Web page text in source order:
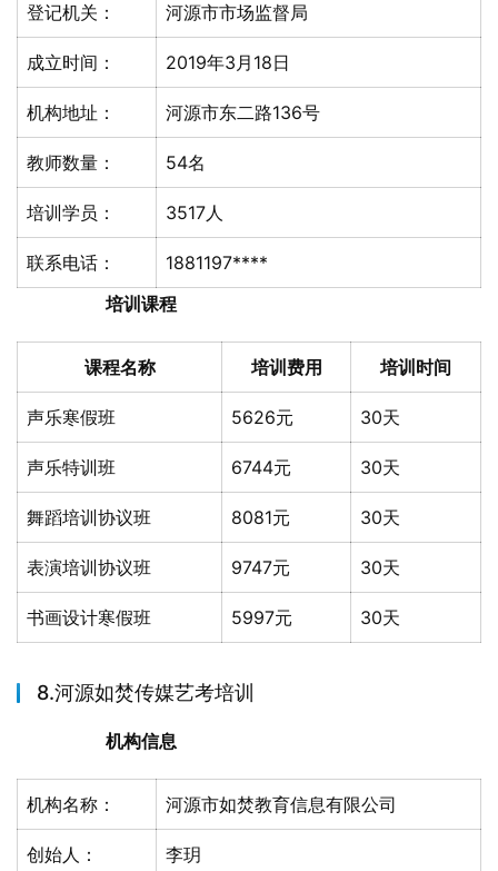
登记机关： 河源市市场监督局
成立时间： 2019年3月18日
机构地址： 河源市东二路136号
教师数量： 54名
培训学员： 3517人
联系电话：
1881197****
培训课程
课程名称 培训费用 培训时间
声乐寒假班 5626元 30天
声乐特训班 6744元 30天
舞蹈培训协议班 8081元 30天
表演培训协议班 9747元 30天
书画设计寒假班 5997元 30天
8.河源如焚传媒艺考培训
机构信息
机构名称： 河源市如焚教育信息有限公司
创始人： 李玥